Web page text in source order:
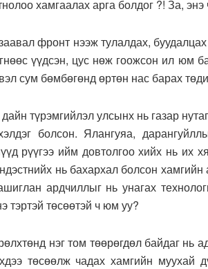
хамгаалах арга болдог ?! За,
фронт нээж тулалдах,
үүдсэн, цус нөж гоожсон ил юм
сум бөмбөгөнд өртөн нас барах
түрэмгийлэл улсынх нь газар
болсон. Ялангуяа,
рүүгээ ийм довтолгоо хийх нь их
нь бахархал болсон хамгийн
ардчиллыг нь унагах
тэртэй төсөөтэй ч юм уу?
нэг том төөрөгдөл байдаг нь
төсөөлж чадах хамгийн муухай